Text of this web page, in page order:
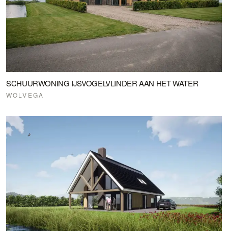
SCHUURWONING IJSVOGELVLINDER AAN HET WATER
WOLVEGA